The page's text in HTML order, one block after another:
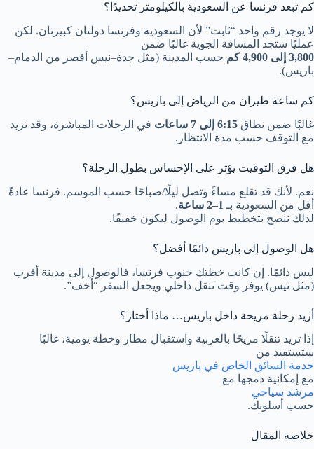
كم تبعد فرنسا عن السعودية بالكيلومتر تحديدًا؟
لا يوجد رقم واحد “ثابت” لأن السعودية وفرنسا دولتان كبيرتان. لكن
عمليًا ستجد المسافة الجوية غالبًا ضمن
3,800 إلى 4,900 كم
حسب المدينة (مثل جدة–نيس أقصر من الدمام–
باريس).
كم ساعة طيران من الرياض إلى باريس؟
غالبًا ضمن نطاق 6:15 إلى 7 ساعات
في الرحلات المباشرة، وقد تزيد
مع التوقف حسب مدة الانتظار.
هل فرق التوقيت يؤثر على الإحساس بطول الرحلة؟
نعم. لأنك قد تقلع مساءً وتصل ليلًا/صباحًا حسب الموسم. فرنسا عادةً
أقل من السعودية بـ 1–2 ساعة
.
لذلك ننصح بتخطيط يوم الوصول ليكون خفيفًا.
هل الوصول إلى باريس دائمًا أفضل؟
ليس دائمًا. إن كانت خطتك جنوب فرنسا، فالوصول إلى مدينة أقرب
(مثل نيس) يوفر وقت تنقل داخلي ويجعل السفر “أخف”.
أريد رحلة مريحة داخل باريس… ماذا أختار؟
إذا تريد تنقلًا مريحًا بالعربية واستقبال مطار وخطة يومية، غالبًا
ستستفيد من
خدمة السائق الخاص في باريس
مع إمكانية دمجها مع
مرشد سياحي
حسب أسلوبك.
خلاصة المقال